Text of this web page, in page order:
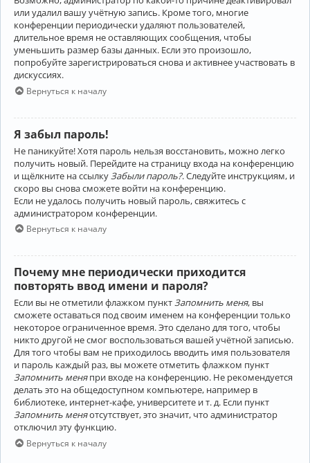
или удалил вашу учётную запись. Кроме того, многие
конференции периодически удаляют пользователей,
длительное время не оставляющих сообщения, чтобы
уменьшить размер базы данных. Если это произошло,
попробуйте зарегистрироваться снова и активнее участвовать в
дискуссиях.
Вернуться к началу
Я забыл пароль!
Не паникуйте! Хотя пароль нельзя восстановить, можно легко
получить новый. Перейдите на страницу входа на конференцию
и щёлкните на ссылку Забыли пароль?. Следуйте инструкциям, и
скоро вы снова сможете войти на конференцию.
Если не удалось получить новый пароль, свяжитесь с
администратором конференции.
Вернуться к началу
Почему мне периодически приходится
повторять ввод имени и пароля?
Если вы не отметили флажком пунктЗапомнить меня, вы
сможете оставаться под своим именем на конференции только
некоторое ограниченное время. Это сделано для того, чтобы
никто другой не смог воспользоваться вашей учётной записью.
Для того чтобы вам не приходилось вводить имя пользователя
и пароль каждый раз, вы можете отметить флажком пункт
Запомнить меняпри входе на конференцию. Не рекомендуется
делать это на общедоступном компьютере, например в
библиотеке, интернет-кафе, университете и т. д. Если пункт
Запомнить меняотсутствует, это значит, что администратор
отключил эту функцию.
Вернуться к началу